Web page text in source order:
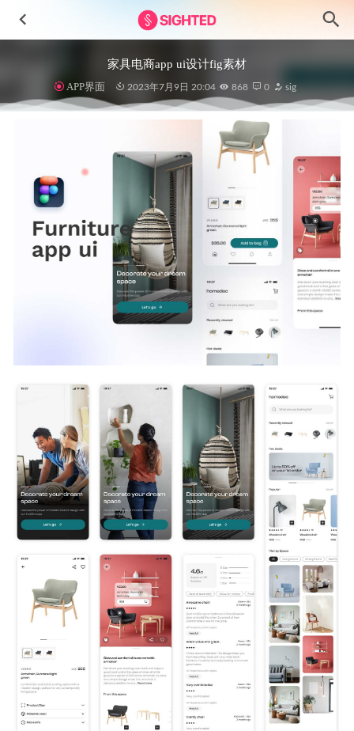
家具电商app ui设计fig素材
APP界面 2023年7月9日 20:04 868 0 sig
多彩电商类图标设计icon素材
2020-11-23
深色音乐app ui设计 .fig素材
2022-03-21
酒店预订app 界面 .sketch素材
2020-12-08
Nask项目管理网站仪表盘UI设计素材 2023-06-10
MOLLET明暗两种风格成套金融app ui设计 .fig .sketch素材